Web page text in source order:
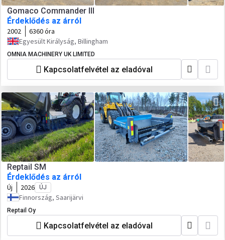
Gomaco Commander III
Érdeklődés az árról
2002
6360 óra
Egyesült Királyság, Billingham
OMNIA MACHINERY UK LIMITED
Kapcsolatfelvétel az eladóval
Reptail SM
Érdeklődés az árról
Új 2026 ÚJ
Finnország, Saarijärvi
Reptail Oy
Kapcsolatfelvétel az eladóval